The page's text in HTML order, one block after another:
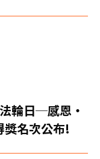
輪日─感恩‧
名次公布!